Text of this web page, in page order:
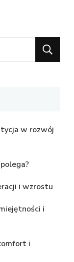
w rozwój
i wzrostu
i
i